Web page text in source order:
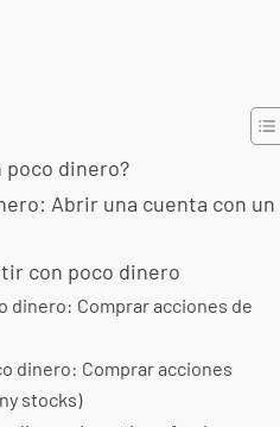
dinero?
Abrir una cuenta con un
con poco dinero
dinero: Comprar acciones de
dinero: Comprar acciones
stocks)